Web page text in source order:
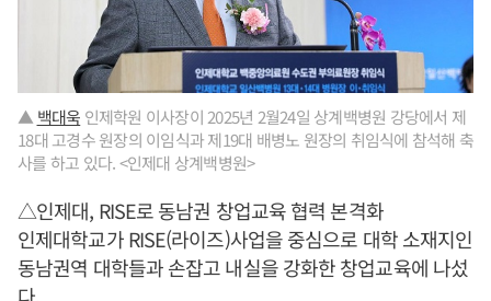
▲ 백대욱 인제학원 이사장이 2025년 2월24일 상계백병원 강당에서 제
18대 고경수 원장의 이임식과 제19대 배병노 원장의 취임식에 참석해 축
사를 하고 있다. <인제대 상계백병원>
△인제대, RISE로 동남권 창업교육 협력 본격화
인제대학교가 RISE(라이즈)사업을 중심으로 대학 소재지인
동남권역 대학들과 손잡고 내실을 강화한 창업교육에 나섰